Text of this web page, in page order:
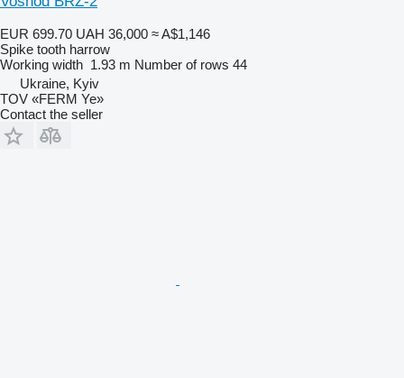
EUR 699.70 UAH 36,000 ≈ A$1,146
Spike tooth harrow
Working width 1.93 m Number of rows 44
Ukraine, Kyiv
TOV «FERM Ye»
Contact the seller